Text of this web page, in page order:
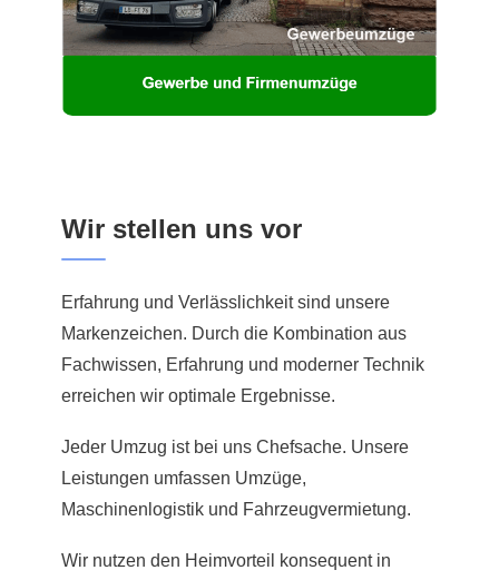
Wir stellen uns vor
Erfahrung und Verlässlichkeit sind unsere
Markenzeichen. Durch die Kombination aus
Fachwissen, Erfahrung und moderner Technik
erreichen wir optimale Ergebnisse.
Jeder Umzug ist bei uns Chefsache. Unsere
Leistungen umfassen Umzüge,
Maschinenlogistik und Fahrzeugvermietung.
Wir nutzen den Heimvorteil konsequent in